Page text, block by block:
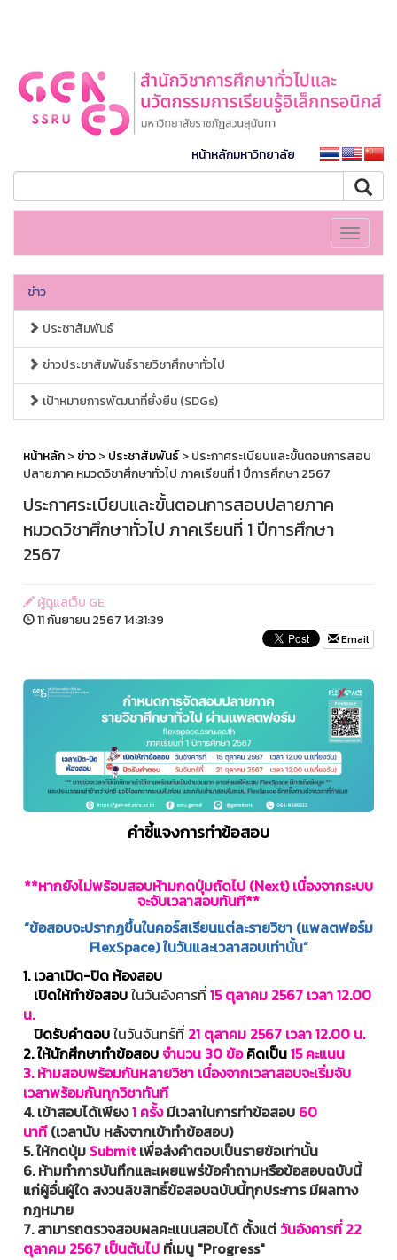
หน้าหลักมหาวิทยาลัย
Toggle
ข่าว
ประชาสัมพันธ์
ข่าวประชาสัมพันธ์รายวิชาศึกษาทั่วไป
เป้าหมายการพัฒนาที่ยั่งยืน (SDGs)
หน้าหลัก>ข่าว>ประชาสัมพันธ์> ประกาศระเบียบและขั้นตอนการสอบ
ปลายภาค หมวดวิชาศึกษาทั่วไป ภาคเรียนที่ 1 ปีการศึกษา 2567
ประกาศระเบียบและขั้นตอนการสอบปลายภาค
หมวดวิชาศึกษาทั่วไป ภาคเรียนที่ 1 ปีการศึกษา
2567
ผู้ดูแลเว็บ GE
11 กันยายน 2567 14:31:39
Email
คำชี้แจงการทำข้อสอบ
**หากยังไม่พร้อมสอบห้ามกดปุ่มถัดไป (Next) เนื่องจากระบบ
จะจับเวลาสอบทันที**
“ข้อสอบจะปรากฏขึ้นในคอร์สเรียนแต่ละรายวิชา (แพลตฟอร์ม
FlexSpace) ในวันและเวลาสอบเท่านั้น”
1. เวลาเปิด-ปิด ห้องสอบ
เปิดให้ทำข้อสอบในวันอังคารที่15 ตุลาคม 2567 เวลา 12.00
น.
ปิดรับคำตอบในวันจันทร์ที่ 21 ตุลาคม 2567 เวลา 12.00 น.
2. ให้นักศึกษาทำข้อสอบจำนวน 30 ข้อคิดเป็น15 คะแนน
3. ห้ามสอบพร้อมกันหลายวิชา เนื่องจากเวลาสอบจะเริ่มจับ
เวลาพร้อมกันทุกวิชาทันที
4. เข้าสอบได้เพียง1 ครั้งมีเวลาในการทำข้อสอบ 60
นาที(เวลานับ หลังจากเข้าทำข้อสอบ)
5. ให้กดปุ่ม Submit เพื่อส่งคำตอบเป็นรายข้อเท่านั้น
6.ห้ามทำการบันทึกและเผยแพร่ข้อคำถามหรือข้อสอบฉบับนี้
แก่ผู้อื่นผู้ใด สงวนลิขสิทธิ์ข้อสอบฉบับนี้ทุกประการ มีผลทาง
กฎหมาย
7. สามารถตรวจสอบผลคะแนนสอบได้ ตั้งแต่ วันอังคารที่ 22
ตุลาคม 2567 เป็นต้นไป ที่เมนู "Progress"